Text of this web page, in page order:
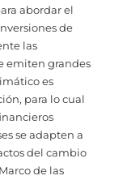
abordar el
de
las
emiten grandes
es
para lo cual
se adapten a
del cambio
de las